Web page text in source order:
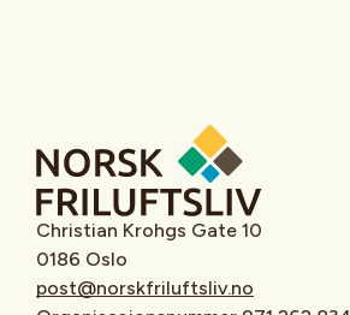
Christian Krohgs Gate 10
0186 Oslo
post@norskfriluftsliv.no